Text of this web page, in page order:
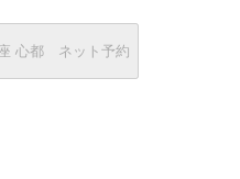
心都 ネット予約